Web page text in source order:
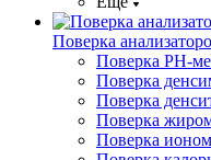
Поверка
Поверка PH-
Поверка
Поверка
Поверка
Поверка